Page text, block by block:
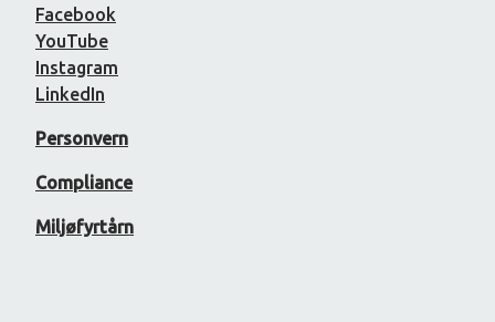
Facebook
YouTube
Instagram
LinkedIn
Personvern
Compliance
Miljøfyrtårn